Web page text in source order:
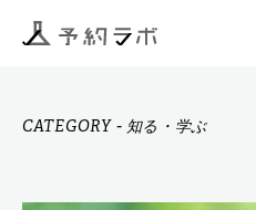
アクティビティ
CATEGORY- 知る・学ぶ